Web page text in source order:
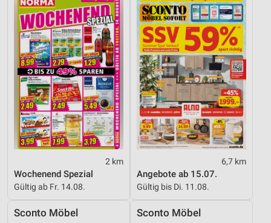
2 km
Wochenend Spezial
Gültig ab Fr. 14.08.
6,7 km
Angebote ab 15.07.
Gültig bis Di. 11.08.
Sconto Möbel Sconto Möbel